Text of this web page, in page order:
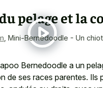
pelage et la
Mini-Bernedoodle - Un
Bernedoodle a un
de ses races parentes. Ils